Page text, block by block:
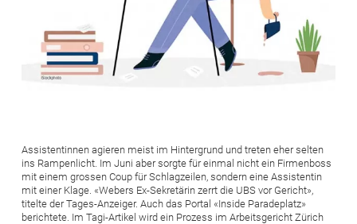
Assistentinnen agieren meist im Hintergrund und treten eher selten
ins Rampenlicht. Im Juni aber sorgte für einmal nicht ein Firmenboss
mit einem grossen Coup für Schlagzeilen, sondern eine Assistentin
mit einer Klage. «Webers Ex-Sekretärin zerrt die UBS vor Gericht»,
titelte der Tages-Anzeiger. Auch das Portal «Inside Paradeplatz»
berichtete. Im Tagi-Artikel wird ein Prozess im Arbeitsgericht Zürich